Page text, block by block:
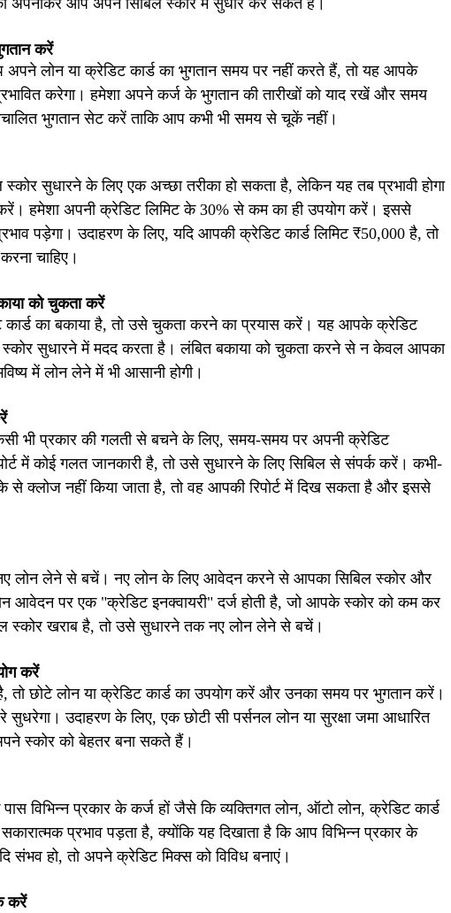
अपनाकर आप अपने सिबिल स्कोर में सुधार कर सकते हैं।
करें
लोन या क्रेडिट कार्ड का भुगतान समय पर नहीं करते हैं, तो यह आपके
करेगा। हमेशा अपने कर्ज के भुगतान की तारीखों को याद रखें और समय
भुगतान सेट करें ताकि आप कभी भी समय से चूकें नहीं।
स्कोर सुधारने के लिए एक अच्छा तरीका हो सकता है, लेकिन यह तब प्रभावी होगा
हमेशा अपनी क्रेडिट लिमिट के 30% से कम का ही उपयोग करें। इससे
पड़ेगा। उदाहरण के लिए, यदि आपकी क्रेडिट कार्ड लिमिट ₹50,000 है, तो
चाहिए।
को चुकता करें
कार्ड का बकाया है, तो उसे चुकता करने का प्रयास करें। यह आपके क्रेडिट
स्कोर सुधारने में मदद करता है। लंबित बकाया को चुकता करने से न केवल आपका
में लोन लेने में भी आसानी होगी।
भी प्रकार की गलती से बचने के लिए, समय-समय पर अपनी क्रेडिट
में कोई गलत जानकारी है, तो उसे सुधारने के लिए सिबिल से संपर्क करें। कभी-
से क्लोज नहीं किया जाता है, तो वह आपकी रिपोर्ट में दिख सकता है और इससे
लोन लेने से बचें। नए लोन के लिए आवेदन करने से आपका सिबिल स्कोर और
आवेदन पर एक "क्रेडिट इनक्वायरी" दर्ज होती है, जो आपके स्कोर को कम कर
स्कोर खराब है, तो उसे सुधारने तक नए लोन लेने से बचें।
करें
तो छोटे लोन या क्रेडिट कार्ड का उपयोग करें और उनका समय पर भुगतान करें।
उदाहरण के लिए, एक छोटी सी पर्सनल लोन या सुरक्षा जमा आधारित
स्कोर को बेहतर बना सकते हैं।
विभिन्न प्रकार के कर्ज हों जैसे कि व्यक्तिगत लोन, ऑटो लोन, क्रेडिट कार्ड
प्रभाव पड़ता है, क्योंकि यह दिखाता है कि आप विभिन्न प्रकार के
संभव हो, तो अपने क्रेडिट मिक्स को विविध बनाएं।
करें